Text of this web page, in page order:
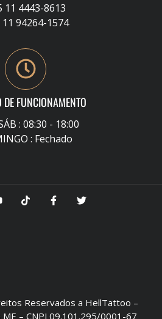
11 4443-8613
11 94264-1574
DE FUNCIONAMENTO
: 08:30 - 18:00
: Fechado
Reservados a HellTattoo –
– CNPJ 09.101.295/0001-67